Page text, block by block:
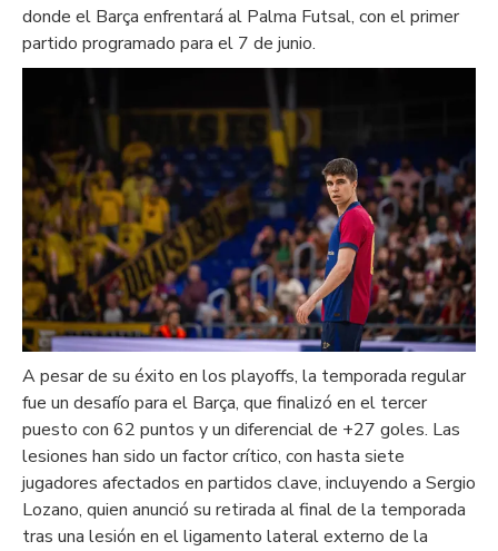
donde el Barça enfrentará al Palma Futsal, con el primer
partido programado para el 7 de junio.
A pesar de su éxito en los playoffs, la temporada regular
fue un desafío para el Barça, que finalizó en el tercer
puesto con 62 puntos y un diferencial de +27 goles. Las
lesiones han sido un factor crítico, con hasta siete
jugadores afectados en partidos clave, incluyendo a Sergio
Lozano, quien anunció su retirada al final de la temporada
tras una lesión en el ligamento lateral externo de la